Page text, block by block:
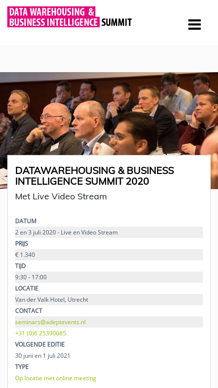
DATAWAREHOUSING & BUSINESS
INTELLIGENCE SUMMIT 2020
Met Live Video Stream
DATUM
2 en 3 juli 2020 - Live en Video Stream
PRIJS
€ 1.340
TIJD
9:30 - 17:00
LOCATIE
Van der Valk Hotel, Utrecht
CONTACT
seminars@adeptevents.nl
+31 (0)6 25390085
VOLGENDE EDITIE
30 juni en 1 juli 2021
TYPE
Op locatie met online meeting